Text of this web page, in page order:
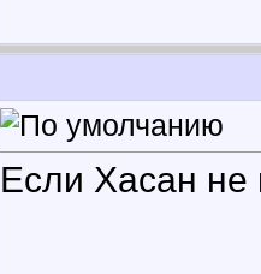
Если Хасан не